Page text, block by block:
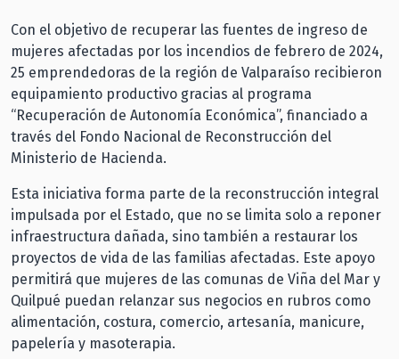
Con el objetivo de recuperar las fuentes de ingreso de
mujeres afectadas por los incendios de febrero de 2024,
25 emprendedoras de la región de Valparaíso recibieron
equipamiento productivo gracias al programa
“Recuperación de Autonomía Económica”, financiado a
través del Fondo Nacional de Reconstrucción del
Ministerio de Hacienda.
Esta iniciativa forma parte de la reconstrucción integral
impulsada por el Estado, que no se limita solo a reponer
infraestructura dañada, sino también a restaurar los
proyectos de vida de las familias afectadas. Este apoyo
permitirá que mujeres de las comunas de Viña del Mar y
Quilpué puedan relanzar sus negocios en rubros como
alimentación, costura, comercio, artesanía, manicure,
papelería y masoterapia.